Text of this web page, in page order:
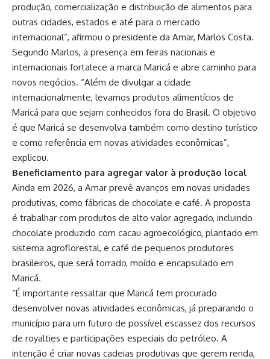
produção, comercialização e distribuição de alimentos para
outras cidades, estados e até para o mercado
internacional”, afirmou o presidente da Amar, Marlos Costa.
Segundo Marlos, a presença em feiras nacionais e
internacionais fortalece a marca Maricá e abre caminho para
novos negócios. “Além de divulgar a cidade
internacionalmente, levamos produtos alimentícios de
Maricá para que sejam conhecidos fora do Brasil. O objetivo
é que Maricá se desenvolva também como destino turístico
e como referência em novas atividades econômicas”,
explicou.
Beneficiamento para agregar valor à produção local
Ainda em 2026, a Amar prevê avanços em novas unidades
produtivas, como fábricas de chocolate e café. A proposta
é trabalhar com produtos de alto valor agregado, incluindo
chocolate produzido com cacau agroecológico, plantado em
sistema agroflorestal, e café de pequenos produtores
brasileiros, que será torrado, moído e encapsulado em
Maricá.
“É importante ressaltar que Maricá tem procurado
desenvolver novas atividades econômicas, já preparando o
município para um futuro de possível escassez dos recursos
de royalties e participações especiais do petróleo. A
intenção é criar novas cadeias produtivas que gerem renda,